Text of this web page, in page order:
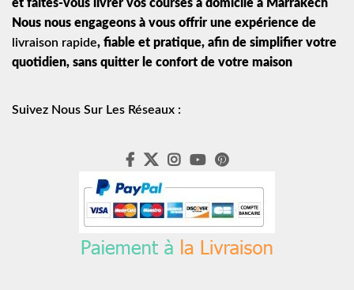
et faites-vous livrer vos courses à domicile à Marrakech
Nous nous engageons à vous offrir une expérience de
livraison rapide, fiable et pratique, afin de simplifier votre
quotidien, sans quitter le confort de votre maison
Suivez Nous Sur Les Réseaux :